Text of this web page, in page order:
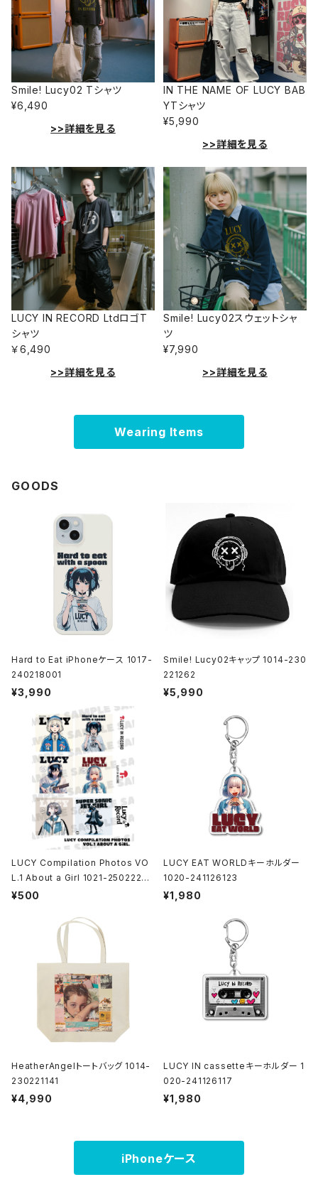
Smile! Lucy02 Tシャツ
¥6,490
>>詳細を見る
IN THE NAME OF LUCY BAB
YTシャツ
¥5,990
>>詳細を見る
LUCY IN RECORD LtdロゴT
シャツ
￥6,490
>>詳細を見る
Smile! Lucy02スウェットシャ
ツ
¥7,990
>>詳細を見る
Wearing Items
GOODS
Hard to Eat iPhoneケース 1017-
240218001
¥3,990
Smile! Lucy02キャップ 1014-230
221262
¥5,990
LUCY Compilation Photos VO
L.1 About a Girl 1021-25022200
1
¥500
LUCY EAT WORLDキーホルダー
1020-241126123
¥1,980
HeatherAngelトートバッグ 1014-
230221141
¥4,990
LUCY IN cassetteキーホルダー 1
020-241126117
¥1,980
iPhoneケース